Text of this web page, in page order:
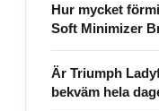
Hur mycket
Soft Minimizer
Är Triumph
bekväm hela